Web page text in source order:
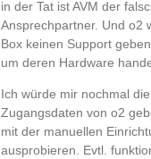
in der Tat ist AVM der
Ansprechpartner. Und o2
Box keinen Support
um deren Hardware
Ich würde mir nochmal
Zugangsdaten von o2
mit der manuellen
ausprobieren. Evtl.